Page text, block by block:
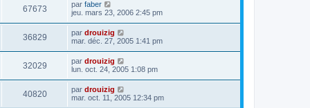
67673 par faber
jeu. mars 23, 2006 2:45 pm
36829 par drouizig
mar. déc. 27, 2005 1:41 pm
32029 par drouizig
lun. oct. 24, 2005 1:08 pm
40820 par drouizig
mar. oct. 11, 2005 12:34 pm